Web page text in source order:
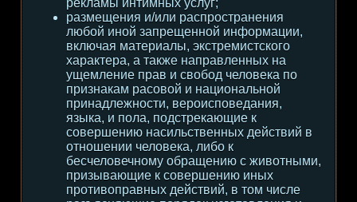
рекламы интимных услуг;
размещения и/или распространения
любой иной запрещенной информации,
включая материалы, экстремистского
характера, а также направленных на
ущемление прав и свобод человека по
признакам расовой и национальной
принадлежности, вероисповедания,
языка, и пола, подстрекающие к
совершению насильственных действий в
отношении человека, либо к
бесчеловечному обращению с животными,
призывающие к совершению иных
противоправных действий, в том числе